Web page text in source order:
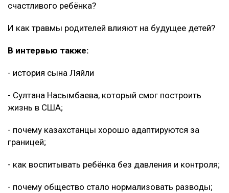
счастливого ребёнка?
И как травмы родителей влияют на будущее детей?
В интервью также:
- история сына Ляйли
- Султана Насымбаева, который смог построить
жизнь в США;
- почему казахстанцы хорошо адаптируются за
границей;
- как воспитывать ребёнка без давления и контроля;
- почему общество стало нормализовать разводы;